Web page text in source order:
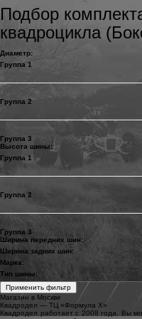
Подбор
квадроцикла
Диаметр:
Группа 1
Группа 2
Группа 3
Высота шины:
Группа 1
Группа 2
Группа 3
Ширина передних шин:
Ширина задних шин:
Марка:
Тип шины:
Применить фильтр
Магазин в Москве
Квадродел — ТЦ «Формула Х»
Квадродел работает с 2008 года. Вы